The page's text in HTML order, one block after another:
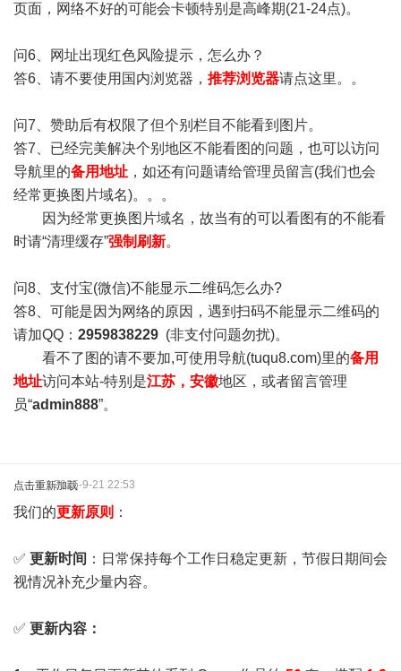
页面，网络不好的可能会卡顿特别是高峰期(21-24点)。
问6、网址出现红色风险提示，怎么办？
答6、请不要使用国内浏览器， 推荐浏览器请点这里。。
问7、赞助后有权限了但个别栏目不能看到图片。
答7、已经完美解决个别地区不能看图的问题，也可以访问
导航里的备用地址 ，如还有问题请给管理员留言(我们也会
经常更换图片域名)。。。
因为经常更换图片域名，故当有的可以看图有的不能看
时请“清理缓存”强制刷新。
问8、支付宝(微信)不能显示二维码怎么办?
答8、可能是因为网络的原因，遇到扫码不能显示二维码的
请加QQ： 2959838229 (非支付问题勿扰)。
看不了图的请不要加,可使用导航(tuqu8.com)里的备用
地址访问本站-特别是江苏，安徽地区，或者留言管理
员“admin888”。
点击重新加载2025-9-21 22:53
我们的更新原则 ：
✅ 更新时间 ：日常保持每个工作日稳定更新，节假日期间会
视情况补充少量内容。
✅ 更新内容：